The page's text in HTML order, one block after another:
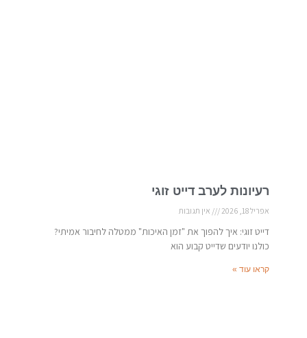
רעיונות לערב דייט זוגי
אפריל 18, 2026 אין תגובות
דייט זוגי: איך להפוך את "זמן האיכות" ממטלה לחיבור אמיתי?
כולנו יודעים שדייט קבוע הוא
קראו עוד »